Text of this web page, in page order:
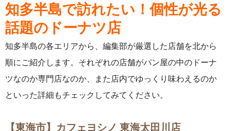
知多半島で訪れたい！個性が光る
話題のドーナツ店
知多半島の各エリアから、編集部が厳選した店舗を北から
順にご紹介します。それぞれの店舗がパン屋の中のドーナ
ツなのか専門店なのか、また店内でゆっくり味わえるのか
といった詳細もチェックしてみてください。
【東海市】カフェヨシノ 東海太田川店